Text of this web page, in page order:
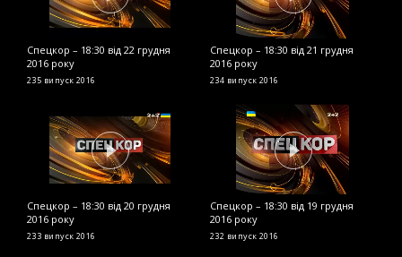
Спецкор – 18:30 від 22 грудня
2016 року
235 випуск 2016
Спецкор – 18:30 від 21 грудня
2016 року
234 випуск 2016
Спецкор – 18:30 від 20 грудня
2016 року
233 випуск 2016
Спецкор – 18:30 від 19 грудня
2016 року
232 випуск 2016